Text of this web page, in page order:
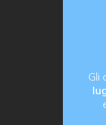
Gli
via G.